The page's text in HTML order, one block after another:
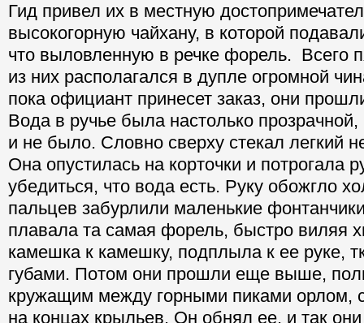
Гид привел их в местную
высокогорную чайхану, в которой
что выловленную в речке форель. Всего
из них располагался в дупле огромной
пока официант принесет заказ, они
Вода в ручье была настолько
и не было. Словно сверху стекал легкий
Она опустилась на корточки и потрогала
убедиться, что вода есть. Руку обожгло
пальцев забурлили маленькие
плавала та самая форель, быстро виляя
камешка к камешку, подплыла к ее руке,
губами. Потом они прошли еще выше,
кружащим между горными пиками орлом,
на концах крыльев. Он обнял ее, и так